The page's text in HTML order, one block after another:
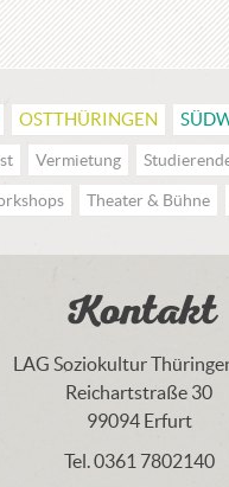
OSTTHÜRINGEN
Vermietung
Theater & Bühne
Kontakt
LAG Soziokultur
Reichartstraße 30
99094 Erfurt
Tel. 0361 7802140